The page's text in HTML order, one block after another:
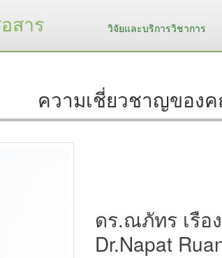
สาร วิจัยและบริการวิชาการ
ความเชี่ยวชาญของ
ดร.ณภัทร เรือ
Dr.Napat